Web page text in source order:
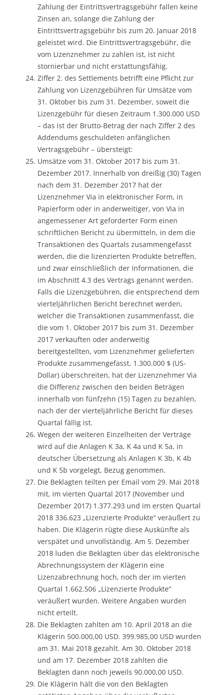
Zahlung der Eintrittsvertragsgebühr fallen keine
Zinsen an, solange die Zahlung der
Eintrittsvertragsgebühr bis zum 20. Januar 2018
geleistet wird. Die Eintrittsvertragsgebühr, die
vom Lizenznehmer zu zahlen ist, ist nicht
stornierbar und nicht erstattungsfähig.
Ziffer 2. des Settlements betrifft eine Pflicht zur
Zahlung von Lizenzgebühren für Umsätze vom
31. Oktober bis zum 31. Dezember, soweit die
Lizenzgebühr für diesen Zeitraum 1.300.000 USD
– das ist der Brutto-Betrag der nach Ziffer 2 des
Addendums geschuldeten anfänglichen
Vertragsgebühr – übersteigt:
Umsätze vom 31. Oktober 2017 bis zum 31.
Dezember 2017. Innerhalb von dreißig (30) Tagen
nach dem 31. Dezember 2017 hat der
Lizenznehmer Via in elektronischer Form, in
Papierform oder in anderweitiger, von Via in
angemessener Art geforderter Form einen
schriftlichen Bericht zu übermitteln, in dem die
Transaktionen des Quartals zusammengefasst
werden, die die lizenzierten Produkte betreffen,
und zwar einschließlich der Informationen, die
im Abschnitt 4.3 des Vertrags genannt werden.
Falls die Lizenzgebühren, die entsprechend dem
vierteljährlichen Bericht berechnet werden,
welcher die Transaktionen zusammenfasst, die
die vom 1. Oktober 2017 bis zum 31. Dezember
2017 verkauften oder anderweitig
bereitgestellten, vom Lizenznehmer gelieferten
Produkte zusammengefasst, 1.300.000 $ (US-
Dollar) überschreiten, hat der Lizenznehmer Via
die Differenz zwischen den beiden Beträgen
innerhalb von fünfzehn (15) Tagen zu bezahlen,
nach der der vierteljährliche Bericht für dieses
Quartal fällig ist.
Wegen der weiteren Einzelheiten der Verträge
wird auf die Anlagen K 3a, K 4a und K 5a, in
deutscher Übersetzung als Anlagen K 3b, K 4b
und K 5b vorgelegt, Bezug genommen.
Die Beklagten teilten per Email vom 29. Mai 2018
mit, im vierten Quartal 2017 (November und
Dezember 2017) 1.377.293 und im ersten Quartal
2018 336.623 „Lizenzierte Produkte“ veräußert zu
haben. Die Klägerin rügte diese Auskünfte als
verspätet und unvollständig. Am 5. Dezember
2018 luden die Beklagten über das elektronische
Abrechnungssystem der Klägerin eine
Lizenzabrechnung hoch, noch der im vierten
Quartal 1.662.506 „Lizenzierte Produkte“
veräußert wurden. Weitere Angaben wurden
nicht erteilt.
Die Beklagten zahlten am 10. April 2018 an die
Klägerin 500.000,00 USD. 399.985,00 USD wurden
am 31. Mai 2018 gezahlt. Am 30. Oktober 2018
und am 17. Dezember 2018 zahlten die
Beklagten dann noch jeweils 90.000,00 USD.
Die Klägerin hält die von den Beklagten